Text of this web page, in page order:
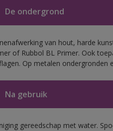
De ondergrond
van hout, harde
of Rubbol BL Primer. Ook
Op metalen ondergronden
Na gebruik
gereedschap met water.